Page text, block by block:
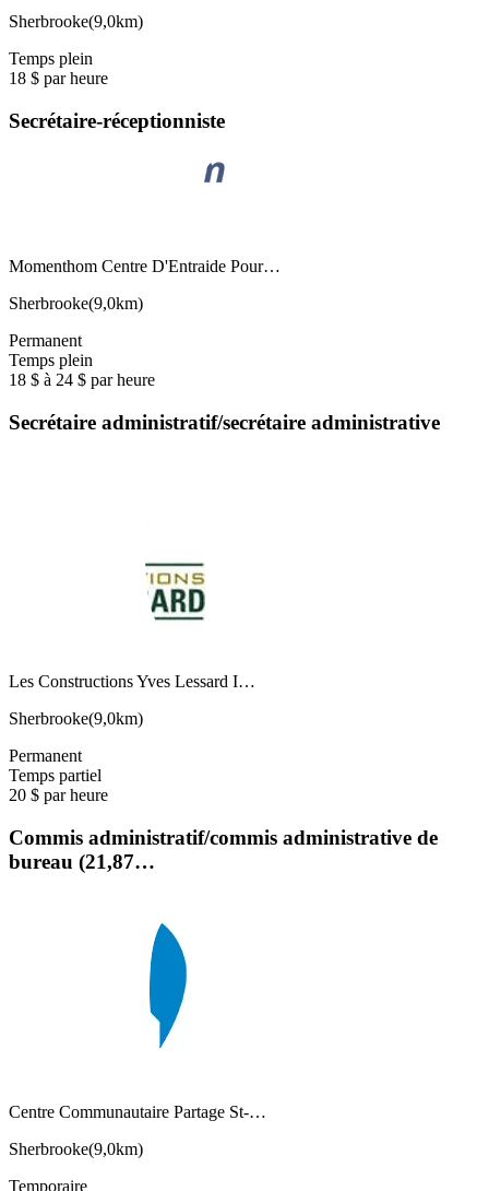
Sherbrooke(9,0km)
Temps plein
18 $ par heure
Secrétaire-réceptionniste
Momenthom Centre D'Entraide Pour…
Sherbrooke(9,0km)
Permanent
Temps plein
18 $ à 24 $ par heure
Secrétaire administratif/secrétaire administrative
Les Constructions Yves Lessard I…
Sherbrooke(9,0km)
Permanent
Temps partiel
20 $ par heure
Commis administratif/commis administrative de
bureau (21,87…
Centre Communautaire Partage St-…
Sherbrooke(9,0km)
Temporaire